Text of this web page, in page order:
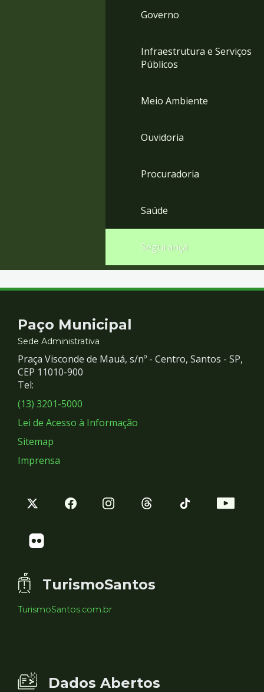
Governo
Infraestrutura e Serviços
Públicos
Meio Ambiente
Ouvidoria
Procuradoria
Saúde
Segurança
Contato
e
Redes
Sociais
Paço Municipal
Sede Administrativa
Praça Visconde de Mauá, s/nº - Centro, Santos - SP,
CEP 11010-900
Tel:
(13) 3201-5000
Lei de Acesso à Informação
Sitemap
Imprensa
TurismoSantos
TurismoSantos.com.br
Dados Abertos